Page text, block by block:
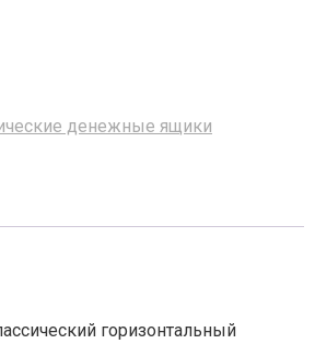
сканеры
денежные ящики
горизонтальный